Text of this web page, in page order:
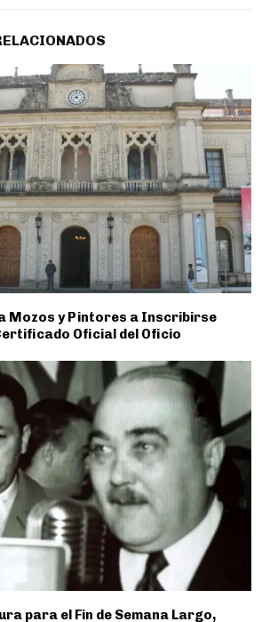
Mozos y Pintores a Inscribirse
Oficial del Oficio
para el Fin de Semana Largo,